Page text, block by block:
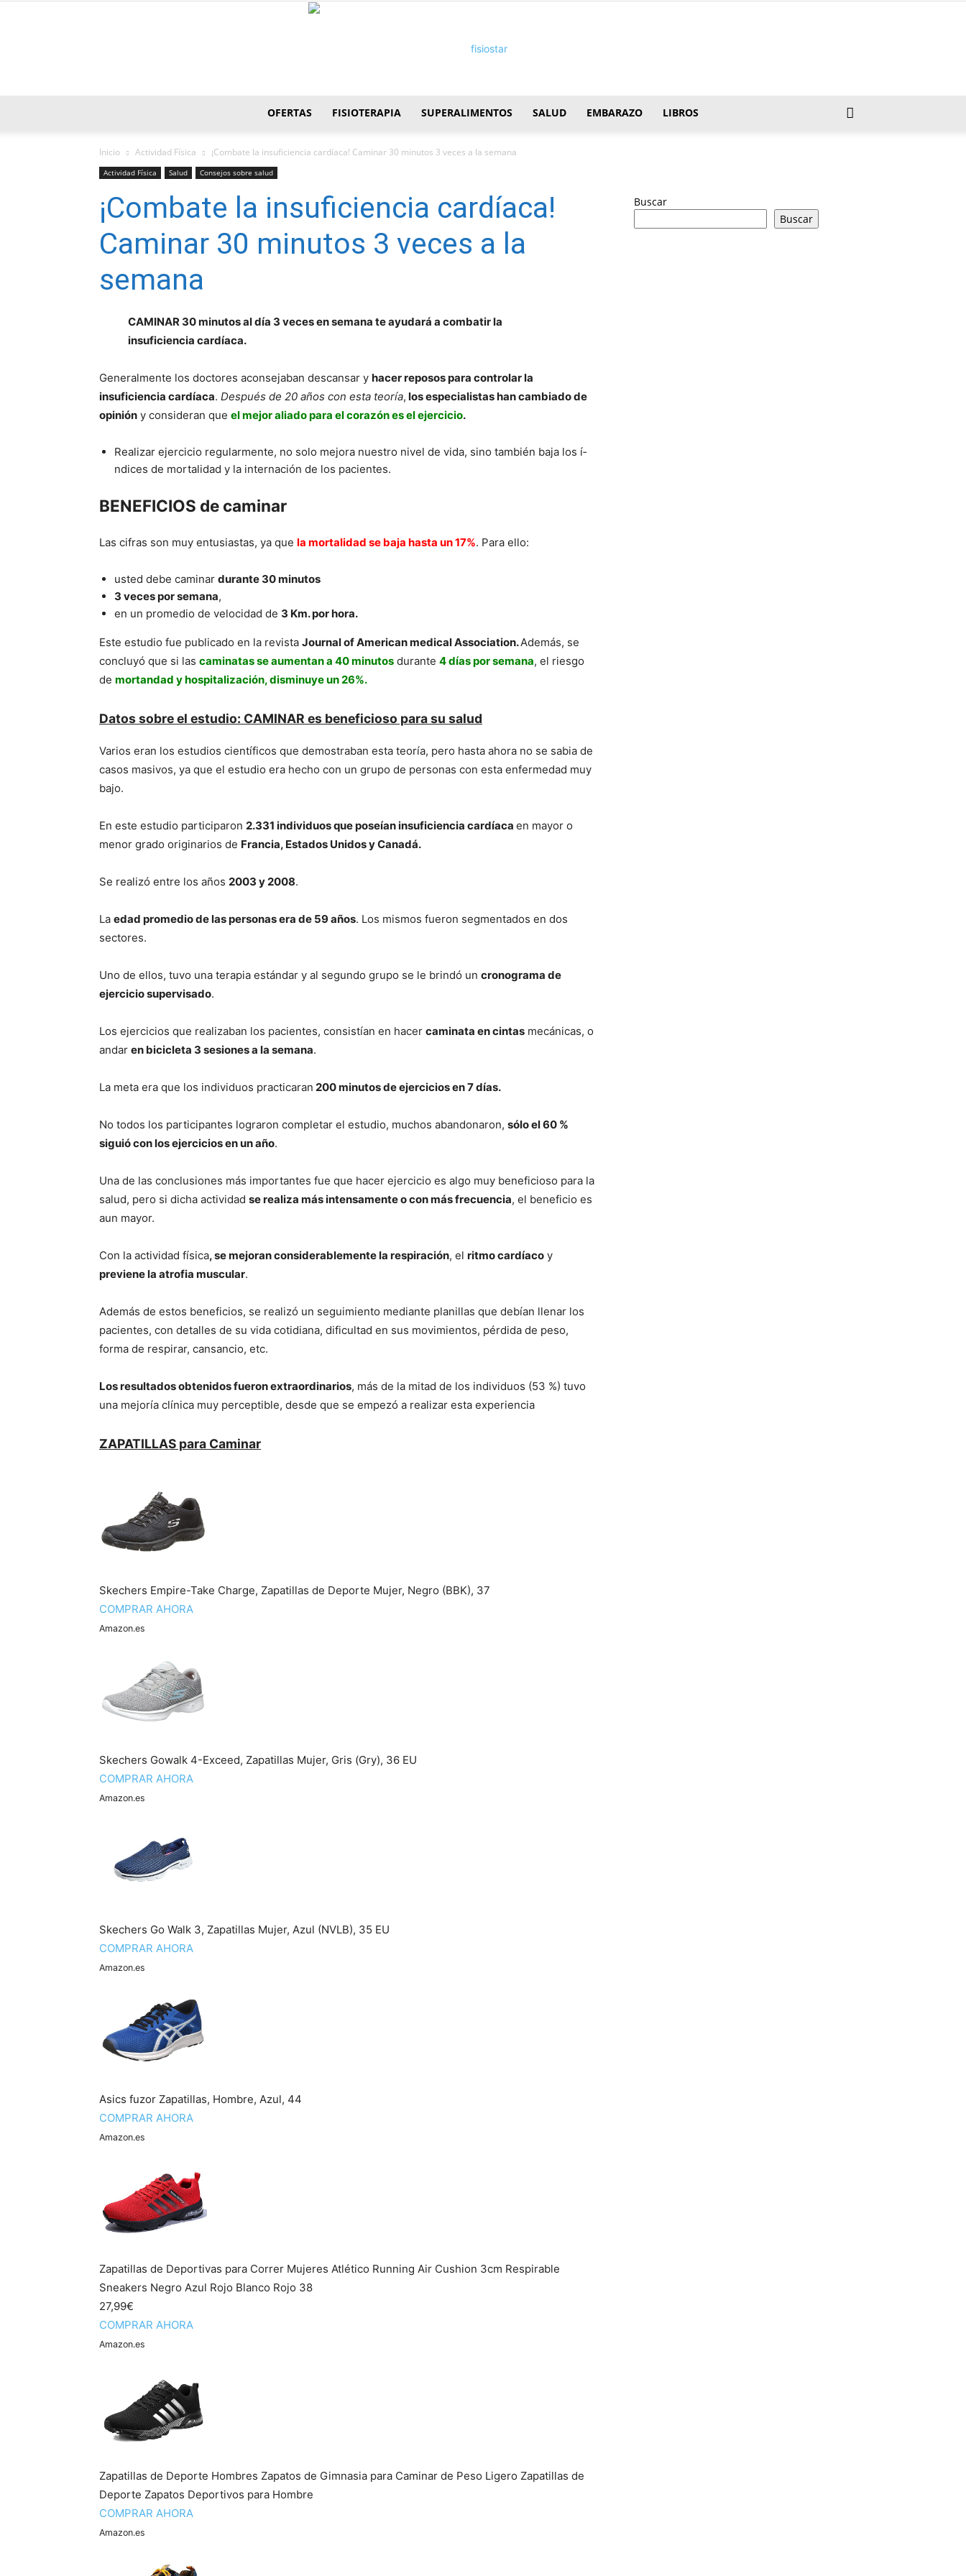
OFERTAS FISIOTERAPIA SUPERALIMENTOS SALUD EMBARAZO LIBROS
Inicio Actividad Fí­sica ¡Combate la insuficiencia cardíaca! Caminar 30 minutos 3 veces a la semana
Actividad Fí­sica Salud Consejos sobre salud
¡Combate la insuficiencia cardíaca!
Caminar 30 minutos 3 veces a la
semana
CAMINAR 30 minutos al día 3 veces en semana te ayudará a combatir la
insuficiencia cardíaca.
Generalmente los doctores aconsejaban descansar y hacer reposos para controlar la
insuficiencia cardíaca. Después de 20 años con esta teorí­a, los especialistas han cambiado de
opinión y consideran que el mejor aliado para el corazón es el ejercicio.
Realizar ejercicio regularmente, no solo mejora nuestro nivel de vida, sino también baja los í­
ndices de mortalidad y la internación de los pacientes.
BENEFICIOS de caminar
Las cifras son muy entusiastas, ya que la mortalidad se baja hasta un 17%. Para ello:
usted debe caminar durante 30 minutos
3 veces por semana,
en un promedio de velocidad de 3 Km. por hora.
Este estudio fue publicado en la revista Journal of American medical Association.Además, se
concluyó que si las caminatas se aumentan a 40 minutos durante 4 dí­as por semana, el riesgo
de mortandad y hospitalización, disminuye un 26%.
Datos sobre el estudio: CAMINAR es beneficioso para su salud
Varios eran los estudios cientí­ficos que demostraban esta teorí­a, pero hasta ahora no se sabia de
casos masivos, ya que el estudio era hecho con un grupo de personas con esta enfermedad muy
bajo.
En este estudio participaron 2.331 individuos que poseí­an insuficiencia cardíaca en mayor o
menor grado originarios de Francia, Estados Unidos y Canadá.
Se realizó entre los años 2003 y 2008.
La edad promedio de las personas era de 59 años. Los mismos fueron segmentados en dos
sectores.
Uno de ellos, tuvo una terapia estándar y al segundo grupo se le brindó un cronograma de
ejercicio supervisado.
Los ejercicios que realizaban los pacientes, consistí­an en hacer caminata en cintas mecánicas, o
andar en bicicleta 3 sesiones a la semana.
La meta era que los individuos practicaran 200 minutos de ejercicios en 7 dí­as.
No todos los participantes lograron completar el estudio, muchos abandonaron, sólo el 60 %
siguió con los ejercicios en un año.
Una de las conclusiones más importantes fue que hacer ejercicio es algo muy beneficioso para la
salud, pero si dicha actividad se realiza más intensamente o con más frecuencia, el beneficio es
aun mayor.
Con la actividad fí­sica, se mejoran considerablemente la respiración, el ritmo cardíaco y
previene la atrofia muscular.
Además de estos beneficios, se realizó un seguimiento mediante planillas que debí­an llenar los
pacientes, con detalles de su vida cotidiana, dificultad en sus movimientos, pérdida de peso,
forma de respirar, cansancio, etc.
Los resultados obtenidos fueron extraordinarios, más de la mitad de los individuos (53 %) tuvo
una mejorí­a clí­nica muy perceptible, desde que se empezó a realizar esta experiencia
ZAPATILLAS para Caminar
Skechers Empire-Take Charge, Zapatillas de Deporte Mujer, Negro (BBK), 37
COMPRAR AHORA
Amazon.es
Skechers Gowalk 4-Exceed, Zapatillas Mujer, Gris (Gry), 36 EU
COMPRAR AHORA
Amazon.es
Skechers Go Walk 3, Zapatillas Mujer, Azul (NVLB), 35 EU
COMPRAR AHORA
Amazon.es
Asics fuzor Zapatillas, Hombre, Azul, 44
COMPRAR AHORA
Amazon.es
Zapatillas de Deportivas para Correr Mujeres Atlético Running Air Cushion 3cm Respirable
Sneakers Negro Azul Rojo Blanco Rojo 38
27,99€
COMPRAR AHORA
Amazon.es
Zapatillas de Deporte Hombres Zapatos de Gimnasia para Caminar de Peso Ligero Zapatillas de
Deporte Zapatos Deportivos para Hombre
COMPRAR AHORA
Amazon.es
Buscar
Buscar